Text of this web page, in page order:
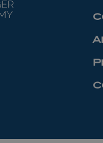
I cookie